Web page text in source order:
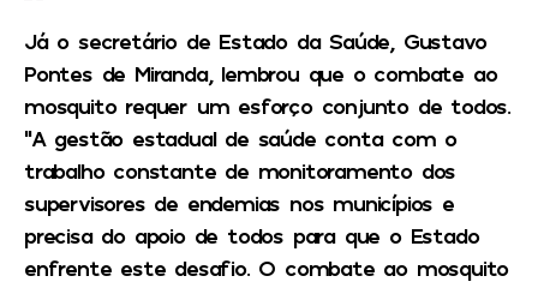
Já o secretário de Estado da Saúde, Gustavo
Pontes de Miranda, lembrou que o combate ao
mosquito requer um esforço conjunto de todos.
“A gestão estadual de saúde conta com o
trabalho constante de monitoramento dos
supervisores de endemias nos municípios e
precisa do apoio de todos para que o Estado
enfrente este desafio. O combate ao mosquito